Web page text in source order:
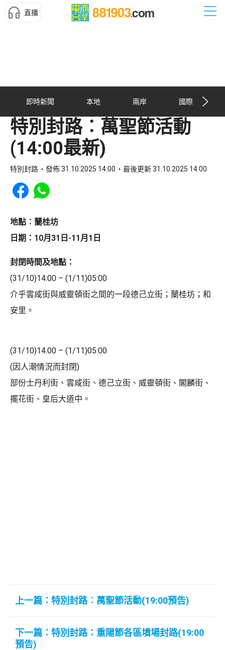
直播
即時新聞 本地 兩岸 國際
特別封路︰萬聖節活動
(14:00最新)
特別封路 發佈 31.10.2025 14:00 最後更新 31.10.2025 14:00
Share to Facebook
Share to WhatsApp
地點︰蘭桂坊
日期：10月31日-11月1日
封閉時間及地點：
(31/10)14:00 – (1/11)05:00
介乎雲咸街與威靈頓街之間的一段德己立街；蘭桂坊；和
安里。
(31/10)14:00 – (1/11)05:00
(因人潮情況而封閉)
部份士丹利街、雲咸街、德己立街、威靈頓街、閣麟街、
擺花街、皇后大道中。
上一篇：特別封路︰萬聖節活動(19:00預告)
下一篇：特別封路：重陽節各區墳場封路(19:00
預告)